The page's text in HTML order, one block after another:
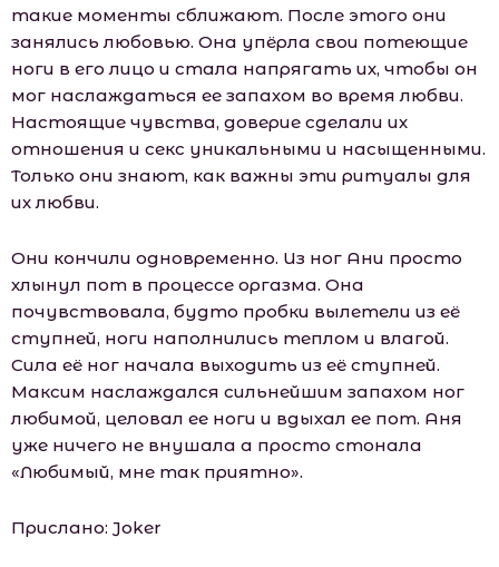
такие моменты сближают. После этого они
занялись любовью. Она упёрла свои потеющие
ноги в его лицо и стала напрягать их, чтобы он
мог наслаждаться ее запахом во время любви.
Настоящие чувства, доверие сделали их
отношения и секс уникальными и насыщенными.
Только они знают, как важны эти ритуалы для
их любви.
Они кончили одновременно. Из ног Ани просто
хлынул пот в процессе оргазма. Она
почувствовала, будто пробки вылетели из её
ступней, ноги наполнились теплом и влагой.
Сила её ног начала выходить из её ступней.
Максим наслаждался сильнейшим запахом ног
любимой, целовал ее ноги и вдыхал ее пот. Аня
уже ничего не внушала а просто стонала
«Любимый, мне так приятно».
Прислано: Joker